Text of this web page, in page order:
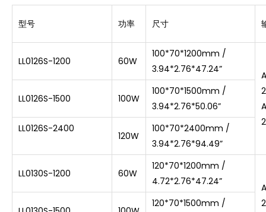
型号 功率 尺寸
LL0126S-1200 60W
100*70*1200mm /
3.94*2.76*47.24”
LL0126S-1500 100W
100*70*1500mm /
3.94*2.76*50.06”
LL0126S-2400
120W
100*70*2400mm /
3.94*2.76*94.49”
LL0130S-1200 60W
120*70*1200mm /
4.72*2.76*47.24”
120*70*1500mm /